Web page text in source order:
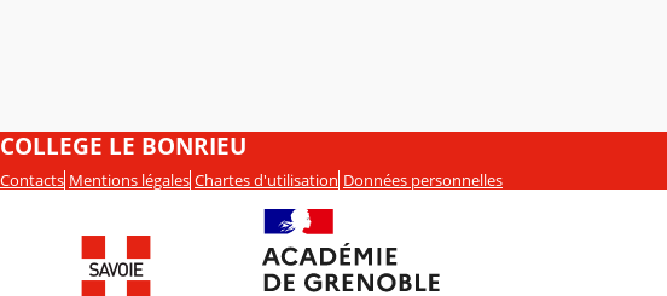
COLLEGE LE BONRIEU
Contacts Mentions légales Chartes d'utilisation Données personnelles